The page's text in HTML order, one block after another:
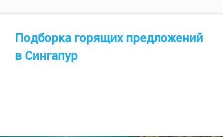
Подборка горящих предложений
в Сингапур